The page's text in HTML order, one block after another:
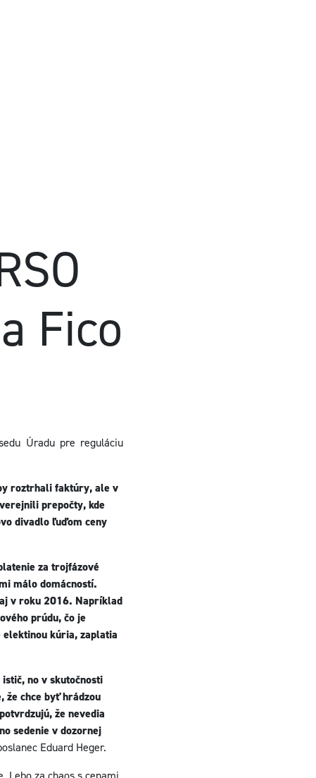
Fico
Úradu pre reguláciu
roztrhali faktúry, ale v
prepočty, kde
divadlo ľuďom ceny
za trojfázové
málo domácností.
v roku 2016. Napríklad
prúdu, čo je
elektinou kúria, zaplatia
no v skutočnosti
že chce byť hrádzou
že nevedia
sedenie v dozornej
Eduard Heger.